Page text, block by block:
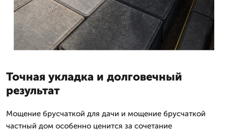
Точная укладка и долговечный
результат
Мощение брусчаткой для дачи и мощение брусчаткой
частный дом особенно ценится за сочетание